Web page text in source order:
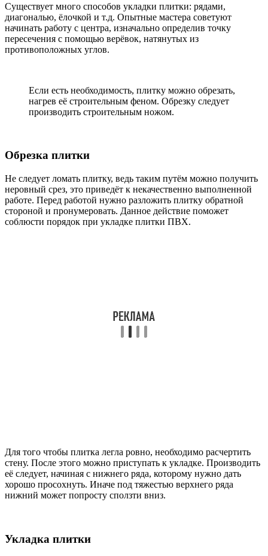
Существует много способов укладки плитки: рядами,
диагональю, ёлочкой и т.д. Опытные мастера советуют
начинать работу с центра, изначально определив точку
пересечения с помощью верёвок, натянутых из
противоположных углов.
Если есть необходимость, плитку можно обрезать,
нагрев её строительным феном. Обрезку следует
производить строительным ножом.
Обрезка плитки
Не следует ломать плитку, ведь таким путём можно получить
неровный срез, это приведёт к некачественно выполненной
работе. Перед работой нужно разложить плитку обратной
стороной и пронумеровать. Данное действие поможет
соблюсти порядок при укладке плитки ПВХ.
Для того чтобы плитка легла ровно, необходимо расчертить
стену. После этого можно приступать к укладке. Производить
её следует, начиная с нижнего ряда, которому нужно дать
хорошо просохнуть. Иначе под тяжестью верхнего ряда
нижний может попросту сползти вниз.
Укладка плитки